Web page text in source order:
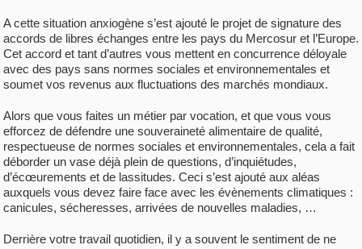
A cette situation anxiogène s’est ajouté le projet de signature des
accords de libres échanges entre les pays du Mercosur et l’Europe.
Cet accord et tant d’autres vous mettent en concurrence déloyale
avec des pays sans normes sociales et environnementales et
soumet vos revenus aux fluctuations des marchés mondiaux.
Alors que vous faites un métier par vocation, et que vous vous
efforcez de défendre une souveraineté alimentaire de qualité,
respectueuse de normes sociales et environnementales, cela a fait
déborder un vase déjà plein de questions, d’inquiétudes,
d’écœurements et de lassitudes. Ceci s’est ajouté aux aléas
auxquels vous devez faire face avec les évènements climatiques :
canicules, sécheresses, arrivées de nouvelles maladies, …
Derrière votre travail quotidien, il y a souvent le sentiment de ne